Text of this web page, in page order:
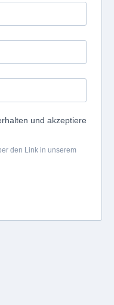
und akzeptiere
den Link in unserem